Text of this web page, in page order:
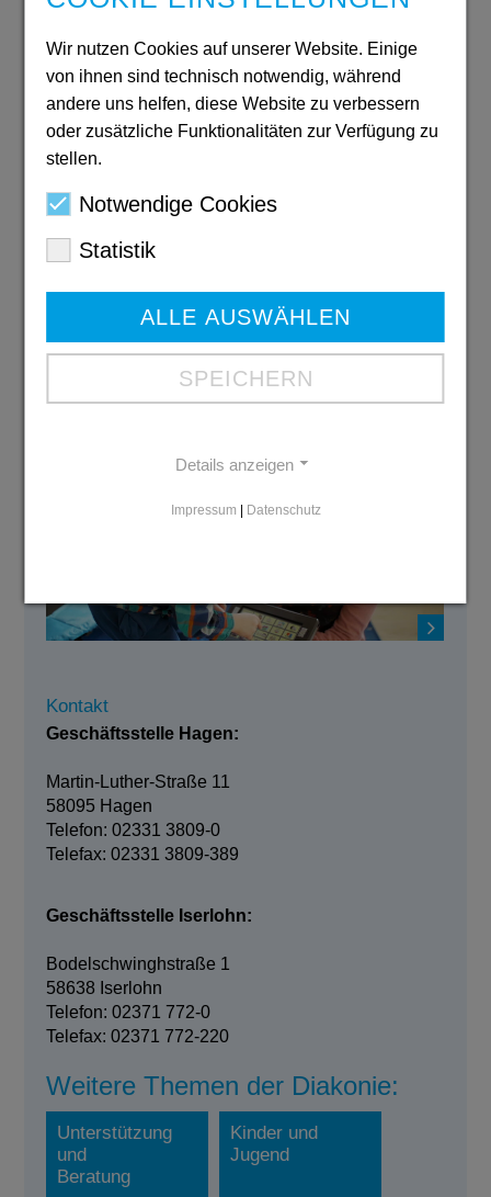
Download
Ausbildungs-
broschüre 2026
Download
Der Imagefilm der Diakonie Mark-
Kontakt
Geschäftsstelle Hagen:
Martin-Luther-Straße 11
58095 Hagen
Telefon: 02331 3809-0
Telefax: 02331 3809-389
Geschäftsstelle Iserlohn:
Bodelschwinghstraße 1
58638 Iserlohn
Telefon: 02371 772-0
Telefax: 02371 772-220
Weitere Themen der Diakonie:
Unterstützung
und
Beratung
Kinder und
Jugend
Wir nutzen Cookies auf unserer Website. Einige
von ihnen sind technisch notwendig, während
andere uns helfen, diese Website zu verbessern
oder zusätzliche Funktionalitäten zur Verfügung zu
stellen.
Notwendige Cookies
Statistik
ALLE AUSWÄHLEN
SPEICHERN
Details anzeigen
Impressum Datenschutz